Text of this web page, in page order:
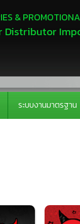
&
Distributor
ระบบงานมาตรฐาน